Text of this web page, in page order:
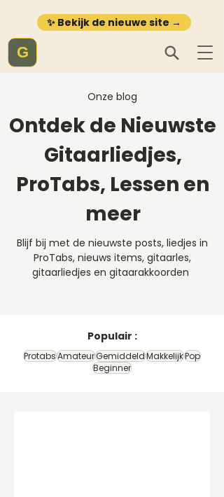
✨ Bekijk de nieuwe site →
G
Onze blog
Ontdek de Nieuwste
Gitaarliedjes,
ProTabs, Lessen en
meer
Blijf bij met de nieuwste posts, liedjes in
ProTabs, nieuws items, gitaarles,
gitaarliedjes en gitaarakkoorden
Populair :
ProtabsAmateurGemiddeldMakkelijkPop
Beginner